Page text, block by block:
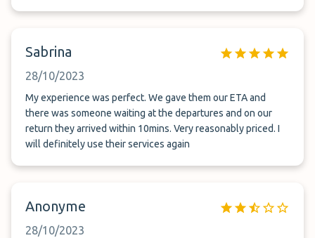
Sabrina
28/10/2023
My experience was perfect. We gave them our ETA and
there was someone waiting at the departures and on our
return they arrived within 10mins. Very reasonably priced. I
will definitely use their services again
Anonyme
28/10/2023